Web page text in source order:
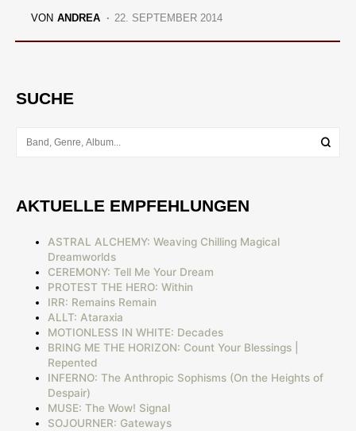
VON ANDREA 22. SEPTEMBER 2014
SUCHE
AKTUELLE EMPFEHLUNGEN
ASTRAL ALCHEMY: Weaving Chilling Magical
Dreamworlds
CEREMONY: Tell Me Your Dream
PROTEST THE HERO: Within
IRR: Remains Remain
ALLT: Ataraxia
MOTIONLESS IN WHITE: Decades
BRING ME THE HORIZON: Count Your Blessings |
Repented
INFERNO: The Anthropic Sophisms (On the Heights of
Despair)
MUSE: The Wow! Signal
SOJOURNER: Gateways